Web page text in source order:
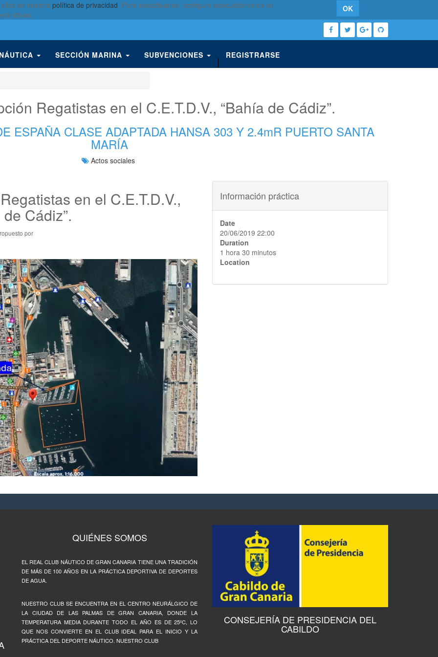
en nuestra política de privacidad. Para desactivarlas, configure adecuadamente su
OK
SECCIÓN MARINA SUBVENCIONES REGISTRARSE
Regatistas en el C.E.T.D.V., “Bahía de Cádiz”.
ESPAÑA CLASE ADAPTADA HANSA 303 Y 2.4mR PUERTO SANTA
MARÍA
Actos sociales
en el C.E.T.D.V.,
Cádiz”.
por
Información práctica
Date
20/06/2019 22:00
Duration
1 hora 30 minutos
Location
QUIÉNES SOMOS
EL REAL CLUB NÁUTICO DE GRAN CANARIA TIENE UNA TRADICIÓN
DE MÁS DE 100 AÑOS EN LA PRÁCTICA DEPORTIVA DE DEPORTES
DE AGUA.
NUESTRO CLUB SE ENCUENTRA EN EL CENTRO NEURÁLGICO DE
LA CIUDAD DE LAS PALMAS DE GRAN CANARIA, DONDE LA
TEMPERATURA MEDIA DURANTE TODO EL AÑO ES DE 25ºC, LO
QUE NOS CONVIERTE EN EL CLUB IDEAL PARA EL INICIO Y LA
PRÁCTICA DEL DEPORTE NÁUTICO. NUESTRO CLUB
CONSEJERÍA DE PRESIDENCIA DEL
CABILDO